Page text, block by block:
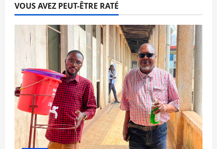
VOUS AVEZ PEUT-ÊTRE RATÉ